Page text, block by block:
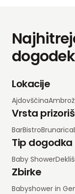
dogodek
Lokacije
Ajdovščina
Vrsta
BarBistroBrunarica
Tip dogodka
Baby Shower
Zbirke
Babyshower in